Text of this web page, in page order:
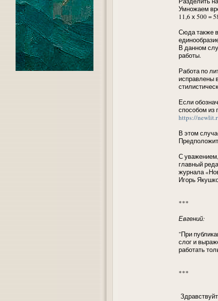
Умножаем
11,6 х 500 =
Сюда также
В данном
работы.
Работа по
исправлены
Если
способом из
https://
В этом
С уважением,
главный
журнала
Игорь
***
Евгений:
"При
слог и
работать
***